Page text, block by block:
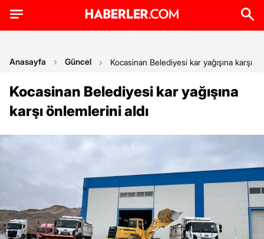
Anasayfa Güncel Kocasinan Belediyesi kar yağışına karşı
Kocasinan Belediyesi kar yağışına
karşı önlemlerini aldı